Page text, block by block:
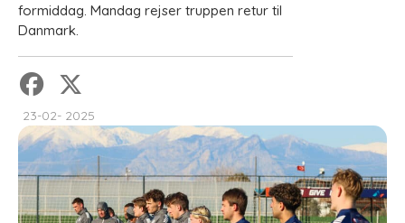
formiddag. Mandag rejser truppen retur til
Danmark.
23-02- 2025